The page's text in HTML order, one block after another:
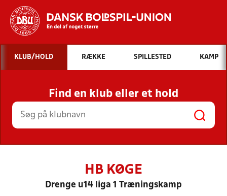
Hvad vil du søge efter?
INDHOLD OG NYHEDER
STILLINGER, RESULTATER, KLUBBER OG
HOLD
KLUB/HOLD RÆKKE SPILLESTED KAMP
Find en klub eller et hold
HB KØGE
Drenge u14 liga 1 Træningskamp